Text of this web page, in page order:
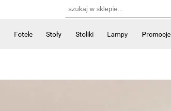
Fotele Stoły Stoliki Lampy Promocje